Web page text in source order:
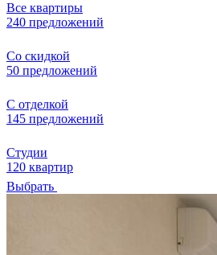
Все квартиры
240 предложений
Со скидкой
50 предложений
С отделкой
145 предложений
Студии
120 квартир
Выбрать